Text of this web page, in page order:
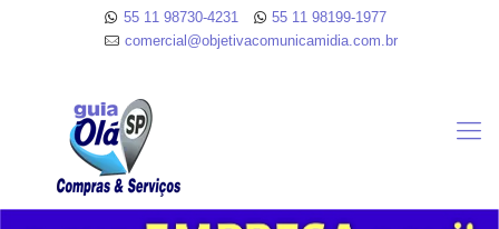
55 11 98730-4231
55 11 98199-1977
comercial@objetivacomunicamidia.com.br